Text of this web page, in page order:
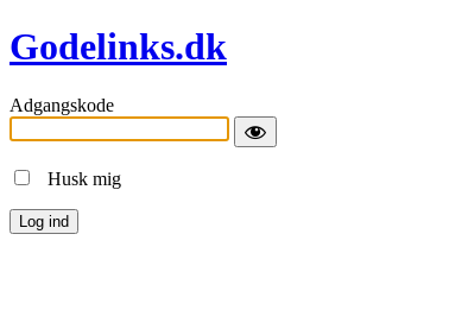
Godelinks.dk
Adgangskode
Husk mig